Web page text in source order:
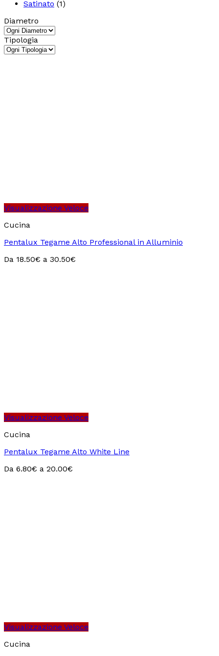
Satinato (1)
Diametro
Tipologia
Visualizzazione Veloce
Cucina
Pentalux Tegame Alto Professional in Alluminio
Da 18.50€ a 30.50€
Visualizzazione Veloce
Cucina
Pentalux Tegame Alto White Line
Da 6.80€ a 20.00€
Visualizzazione Veloce
Cucina